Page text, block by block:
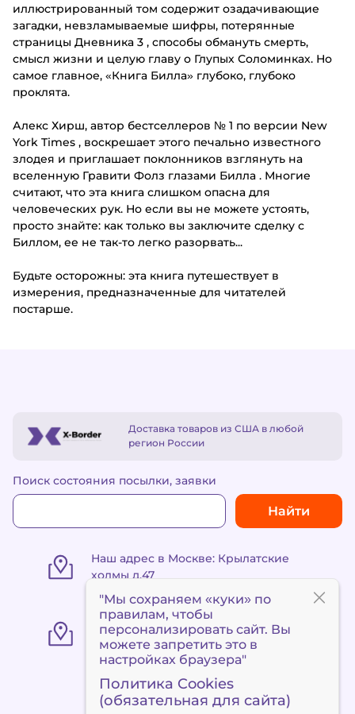
иллюстрированный том содержит озадачивающие
загадки, невзламываемые шифры, потерянные
страницы Дневника 3 , способы обмануть смерть,
смысл жизни и целую главу о Глупых Соломинках. Но
самое главное, «Книга Билла» глубоко, глубоко
проклята.
Алекс Хирш, автор бестселлеров № 1 по версии New
York Times , воскрешает этого печально известного
злодея и приглашает поклонников взглянуть на
вселенную Гравити Фолз глазами Билла . Многие
считают, что эта книга слишком опасна для
человеческих рук. Но если вы не можете устоять,
просто знайте: как только вы заключите сделку с
Биллом, ее не так-то легко разорвать...
Будьте осторожны: эта книга путешествует в
измерения, предназначенные для читателей
постарше.
Доставка товаров из США в любой
регион России
Поиск состояния посылки, заявки
Найти
Наш адрес в Москве: Крылатские
холмы д.47
«Пункт выдачи Метро
«Сокольники» ул. Маленковская 32,
стр. 3
"Мы сохраняем «куки» по
правилам, чтобы
персонализировать сайт. Вы
можете запретить это в
настройках браузера"
Политика Cookies
(обязательная для сайта)